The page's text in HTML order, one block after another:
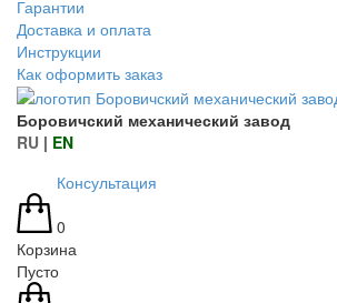
Гарантии
Доставка и оплата
Инструкции
Как оформить заказ
Боровичский механический завод
RU | EN
Консультация
0
Корзина
Пусто